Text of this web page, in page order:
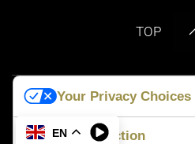
EN
TOP
No Result
Your Privacy Choices
Notice at collection